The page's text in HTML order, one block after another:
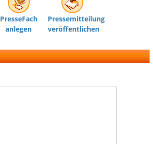
PresseFach
anlegen
Pressemitteilung
veröffentlichen